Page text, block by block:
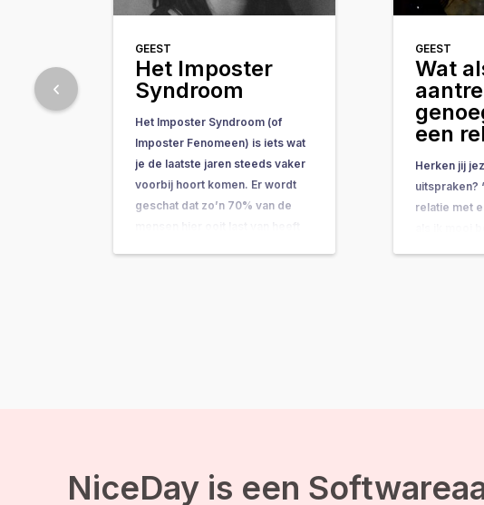
GEEST
Het Imposter
Syndroom
Het Imposter Syndroom (of
Imposter Fenomeen) is iets wat
je de laatste jaren steeds vaker
voorbij hoort komen. Er wordt
geschat dat zo’n 70% van de
GEEST
Wat
een
Herken jij
uitspraken?
relatie met
NiceDay is een